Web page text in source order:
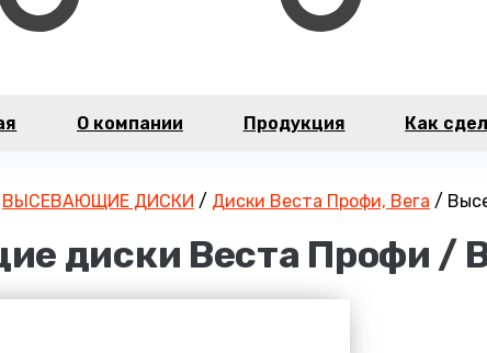
О компании Продукция Как
ВЫСЕВАЮЩИЕ ДИСКИ / Диски Веста Профи, Вега /
диски Веста Профи /